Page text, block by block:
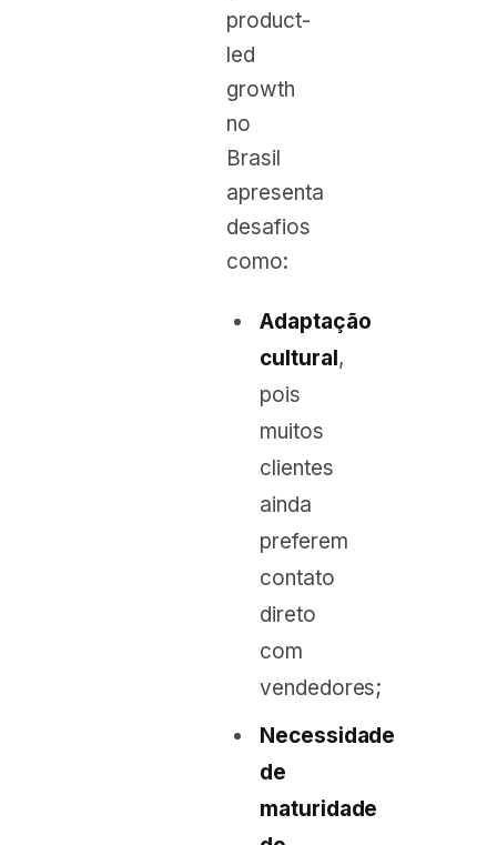
product-
led
growth
no
Brasil
apresenta
desafios
como:
Adaptação
cultural,
pois
muitos
clientes
ainda
preferem
contato
direto
com
vendedores;
Necessidade
de
maturidade